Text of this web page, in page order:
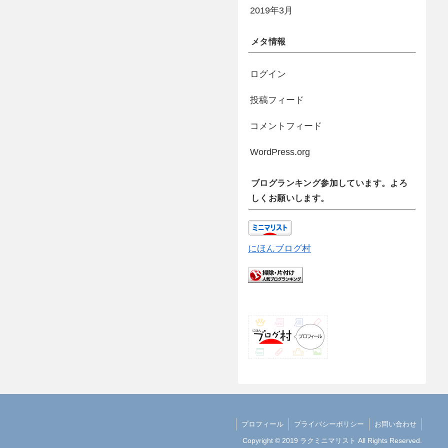
2019年3月
メタ情報
ログイン
投稿フィード
コメントフィード
WordPress.org
ブログランキング参加しています。よろ
しくお願いします。
にほんブログ村
プロフィール プライバシーポリシー お問い合わせ
Copyright © 2019 ラクミニマリスト All Rights Reserved.